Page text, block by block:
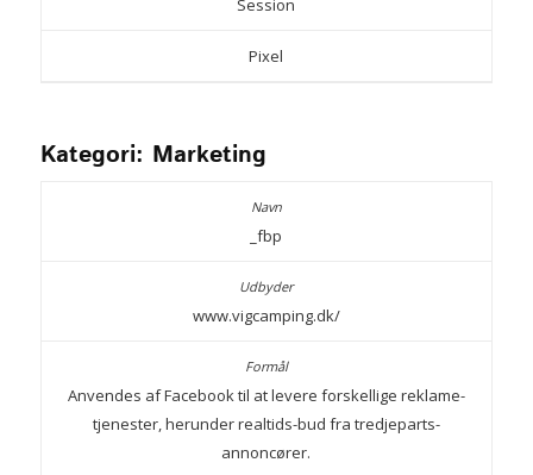
Session
Pixel
Kategori: Marketing
_fbp
www.vigcamping.dk/
Anvendes af Facebook til at levere forskellige reklame-
tjenester, herunder realtids-bud fra tredjeparts-
annoncører.